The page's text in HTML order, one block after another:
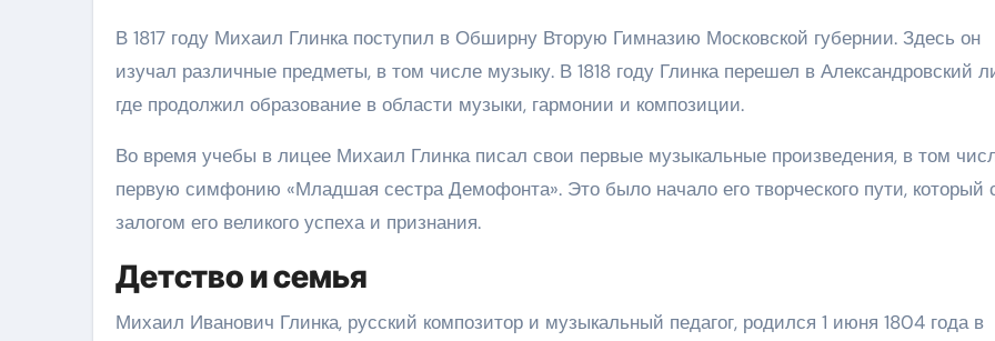
В 1817 году Михаил Глинка поступил в Обширну Вторую Гимназию Московской губернии. Здесь он
изучал различные предметы, в том числе музыку. В 1818 году Глинка перешел в Александровский
где продолжил образование в области музыки, гармонии и композиции.
Во время учебы в лицее Михаил Глинка писал свои первые музыкальные произведения, в том
первую симфонию «Младшая сестра Демофонта». Это было начало его творческого пути, который
залогом его великого успеха и признания.
Детство и семья
Михаил Иванович Глинка, русский композитор и музыкальный педагог, родился 1 июня 1804 года в